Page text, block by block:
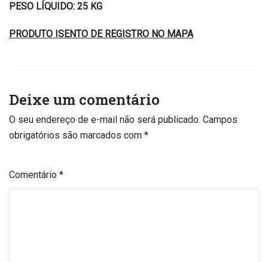
PESO LÍQUIDO: 25 KG
PRODUTO ISENTO DE REGISTRO NO MAPA
Deixe um comentário
O seu endereço de e-mail não será publicado. Campos
obrigatórios são marcados com *
Comentário *